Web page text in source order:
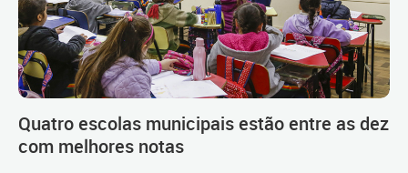
Quatro escolas municipais estão entre as dez
com melhores notas